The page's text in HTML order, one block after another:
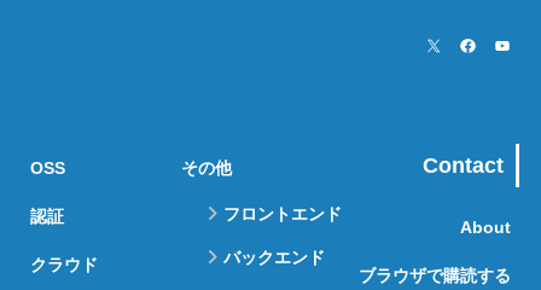
OSS
認証
クラウド
その他
フロントエンド
バックエンド
Contact
About
ブラウザで購読する